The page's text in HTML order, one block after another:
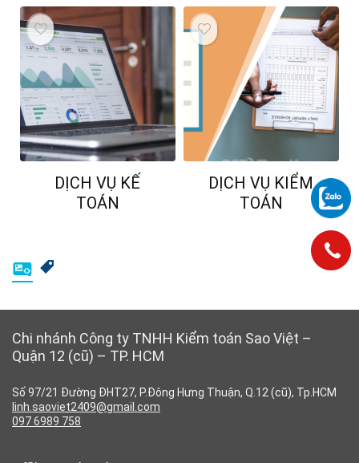
DỊCH VỤ KẾ
TOÁN
DỊCH VỤ KIỂM
TOÁN
Chi nhánh Công ty TNHH Kiểm toán Sao Việt –
Quận 12 (cũ) – TP. HCM
Số 97/21 Đường ĐHT27, P.Đông Hưng Thuận, Q.12 (cũ), Tp.HCM
linh.saoviet2409@gmail.com
097 6989 758